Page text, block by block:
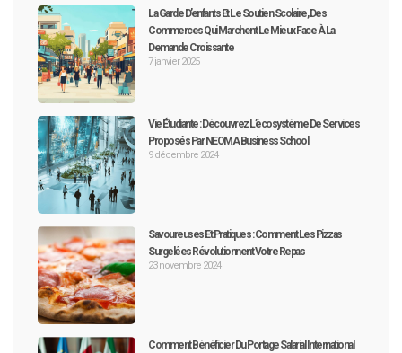
La Garde D’enfants Et Le Soutien Scolaire, Des
Commerces Qui Marchent Le Mieux Face À La
Demande Croissante
7 janvier 2025
Vie Étudiante : Découvrez L’écosystème De Services
Proposés Par NEOMA Business School
9 décembre 2024
Savoureuses Et Pratiques : Comment Les Pizzas
Surgelées Révolutionnent Votre Repas
23 novembre 2024
Comment Bénéficier Du Portage Salarial International